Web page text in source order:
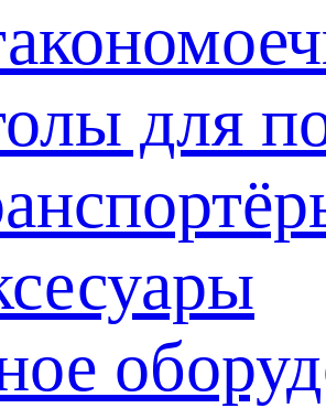
для